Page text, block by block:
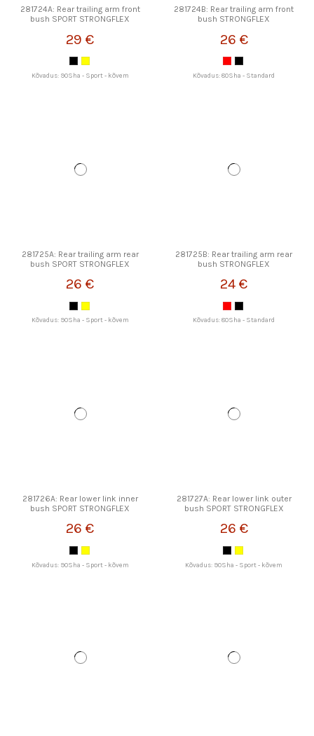
281724A: Rear trailing arm front
bush SPORT STRONGFLEX
29 €
Kõvadus: 90Sha - Sport - kõvem
281724B: Rear trailing arm front
bush STRONGFLEX
26 €
Kõvadus: 80Sha - Standard
281725A: Rear trailing arm rear
bush SPORT STRONGFLEX
26 €
Kõvadus: 90Sha - Sport - kõvem
281725B: Rear trailing arm rear
bush STRONGFLEX
24 €
Kõvadus: 80Sha - Standard
281726A: Rear lower link inner
bush SPORT STRONGFLEX
26 €
Kõvadus: 90Sha - Sport - kõvem
281727A: Rear lower link outer
bush SPORT STRONGFLEX
26 €
Kõvadus: 90Sha - Sport - kõvem